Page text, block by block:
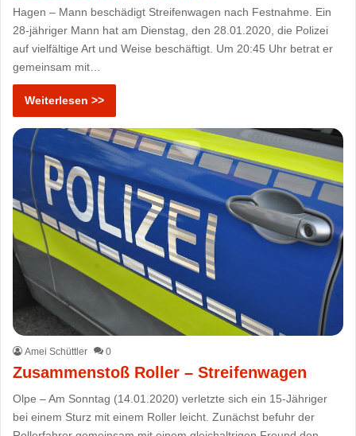
Hagen – Mann beschädigt Streifenwagen nach Festnahme. Ein
28-jähriger Mann hat am Dienstag, den 28.01.2020, die Polizei
auf vielfältige Art und Weise beschäftigt. Um 20:45 Uhr betrat er
gemeinsam mit…
Weiterlesen >>
Amei Schüttler 0
Zusammenstoß Roller – Streifenwagen
Olpe – Am Sonntag (14.01.2020) verletzte sich ein 15-Jähriger
bei einem Sturz mit einem Roller leicht. Zunächst befuhr der